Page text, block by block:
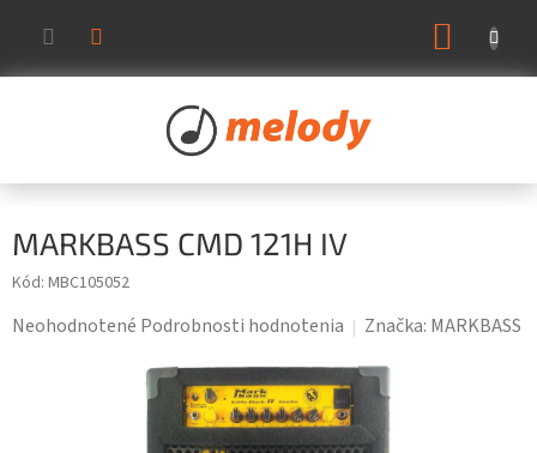
obsah
MARKBASS CMD 121H IV
Kód: MBC105052
Priemerné
Neohodnotené Podrobnosti hodnotenia Značka: MARKBASS